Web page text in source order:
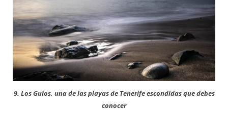
9. Los Guíos, una de las playas de Tenerife escondidas que debes
conocer